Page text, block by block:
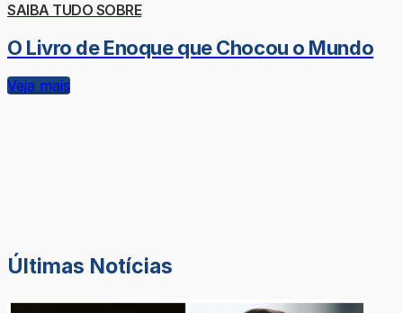
SAIBA TUDO SOBRE
O Livro de Enoque que Chocou o Mundo
Veja mais
Últimas Notícias